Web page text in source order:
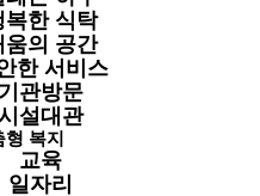
복한 식탁
움의 공간
한 서비스
기관방문
설대관
형 복지
교육
일자리
2024년 제3차
조회